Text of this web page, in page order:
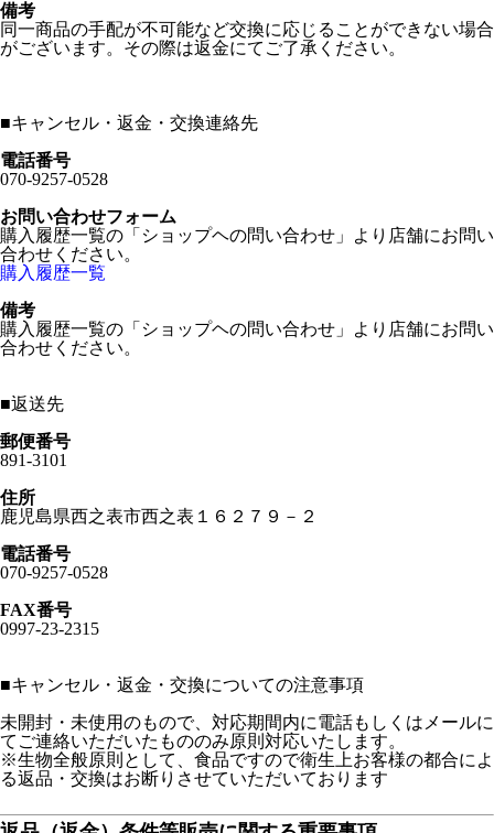
備考
同一商品の手配が不可能など交換に応じることができない場合
がございます。その際は返金にてご了承ください。
■キャンセル・返金・交換連絡先
電話番号
070-9257-0528
お問い合わせフォーム
購入履歴一覧の「ショップヘの問い合わせ」より店舗にお問い
合わせください。
購入履歴一覧
備考
購入履歴一覧の「ショップヘの問い合わせ」より店舗にお問い
合わせください。
■返送先
郵便番号
891-3101
住所
鹿児島県西之表市西之表１６２７９－２
電話番号
070-9257-0528
FAX番号
0997-23-2315
■キャンセル・返金・交換についての注意事項
未開封・未使用のもので、対応期間内に電話もしくはメールに
てご連絡いただいたもののみ原則対応いたします。
※生物全般原則として、食品ですので衛生上お客様の都合によ
る返品・交換はお断りさせていただいております